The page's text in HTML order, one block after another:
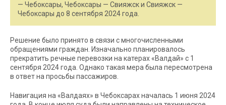
— Чебоксары, Чебоксары — Свияжск и Свияжск —
Чебоксары до 8 сентября 2024 года.
Решение было принято в связи с многочисленными
обращениями граждан. Изначально планировалось
прекратить речные перевозки на катерах «Валдай» с 1
сентября 2024 года. Однако такая мера была пересмотрена
в ответ на просьбы пассажиров.
Навигация на «Валдаях» в Чебоксарах началась 1 июня 2024